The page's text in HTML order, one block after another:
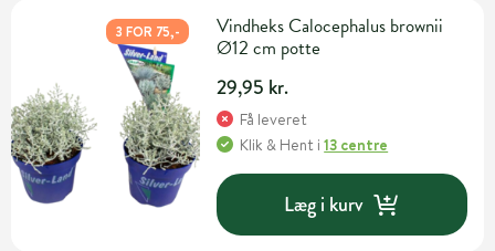
3 FOR 75,-
Vindheks Calocephalus brownii
Ø12 cm potte
29,95 kr.
Få leveret
Klik & Hent i13 centre
Læg i kurv